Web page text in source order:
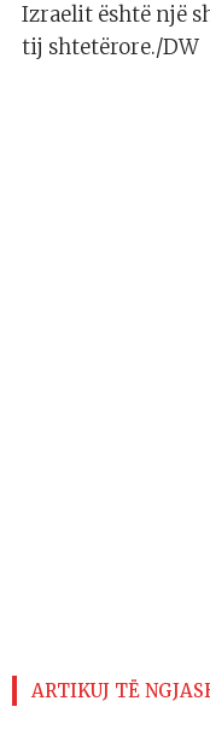
Izraelit është një
tij shtetërore./DW
ARTIKUJ TË